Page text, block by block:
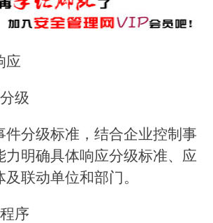
级
分级标准，结合企业控制事
力明确具体响应分级标准、应
联动单位和部门。
序